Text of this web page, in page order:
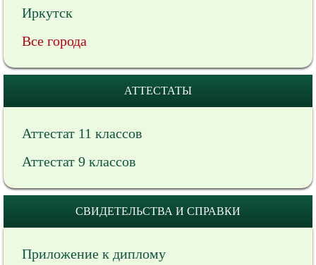
Иркутск
Все города
АТТЕСТАТЫ
Аттестат 11 классов
Аттестат 9 классов
СВИДЕТЕЛЬСТВА И СПРАВКИ
Приложение к диплому